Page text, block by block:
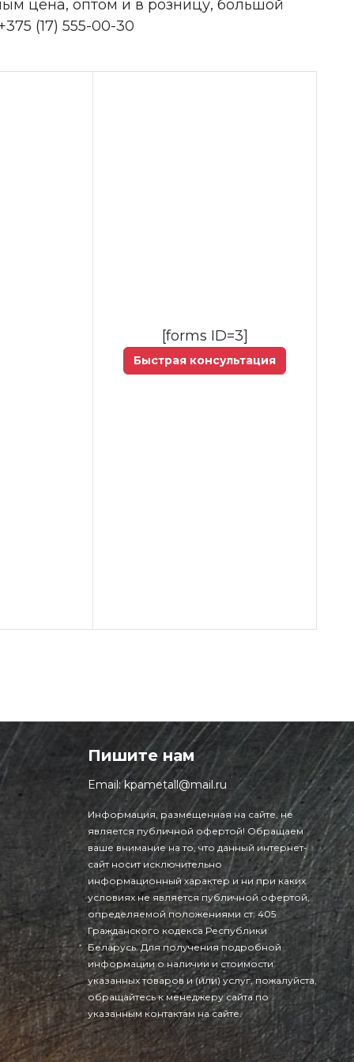
цена, оптом и в розницу, большой
(17) 555-00-30
[forms ID=3]
Быстрая консультация
Пишите нам
Email:kpametall@mail.ru